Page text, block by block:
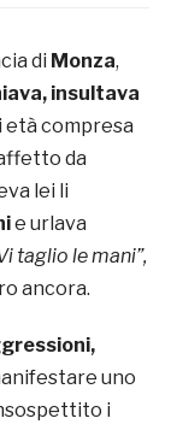
di Monza,
insultava
età compresa
da
lei li
e urlava
taglio le mani”,
ancora.
uno
i